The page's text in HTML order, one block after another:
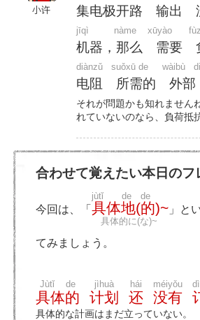
集电极开路 输出
jīqì         nàme    xūyào
机器，那么 需
diànzǔ   suǒxū de     wàibù
电阻 所需的 外部
それが問題かも知れません
れていないのなら、負荷抵
合わせて覚えたい本日のフ
今回は、「 具体地(的)~
jùtǐ de de
具体的に(な)~
」と
てみましょう。
具体的
Jùtǐ de
计划
jìhuà
还
hái
没有
méiyǒu
具体的な計画はまだ立っていない。